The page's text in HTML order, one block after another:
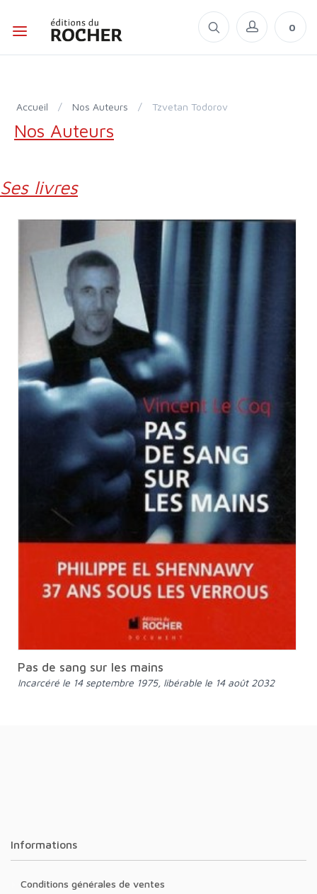
0
Accueil / Nos Auteurs / Tzvetan Todorov
Nos Auteurs
Ses livres
Pas de sang sur les mains
Incarcéré le 14 septembre 1975, libérable le 14 août 2032
Informations
Conditions générales de ventes